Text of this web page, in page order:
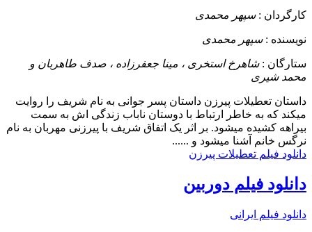
کارگردان :سپهر محمدی
نویسنده :سپهر محمدی
ستارگان :شاهرخ استخری ، مینا جعفرزاده ، صدف طاهربان و
محمد شیری
داستان تعطیلات پیرزن داستان پسر جوانی به نام شریف را روایت
میکند که به خاطر ارتباط با دوستان ناباب زندگی اش به سمت
بیراهه کشیده میشود. بر اثر یک اتفاق شریف با پیرزنی مهربان به نام
نرگس خانم آشنا میشود و ......
دانلود فیلم تعطیلات پیرزن
دانلود فیلم دوربین
دانلود فیلم ایرانی